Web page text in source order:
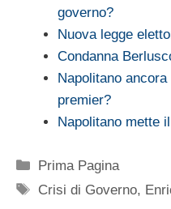
governo?
Nuova legge
Condanna
Napolitano
premier?
Napolitano mette
Categorie
Prima Pagina
Tag
Crisi di Governo,